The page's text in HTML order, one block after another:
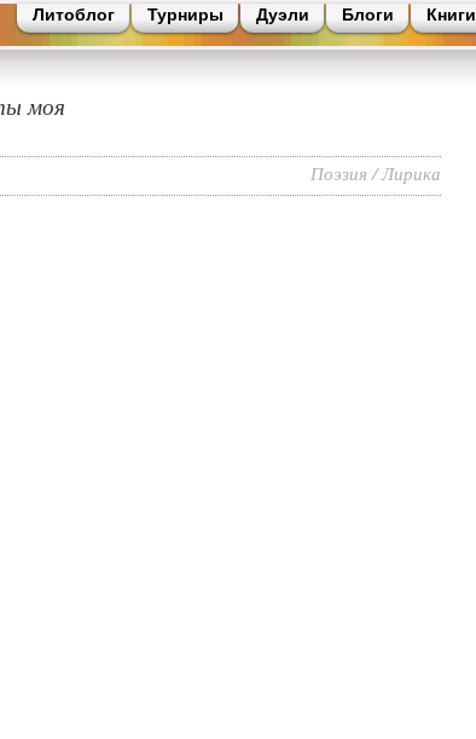
Литоблог Турниры Дуэли Блоги Книги
моя
Поэзия /Лирика